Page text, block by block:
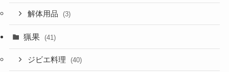
解体用品 (3)
猟果 (41)
ジビエ料理 (40)